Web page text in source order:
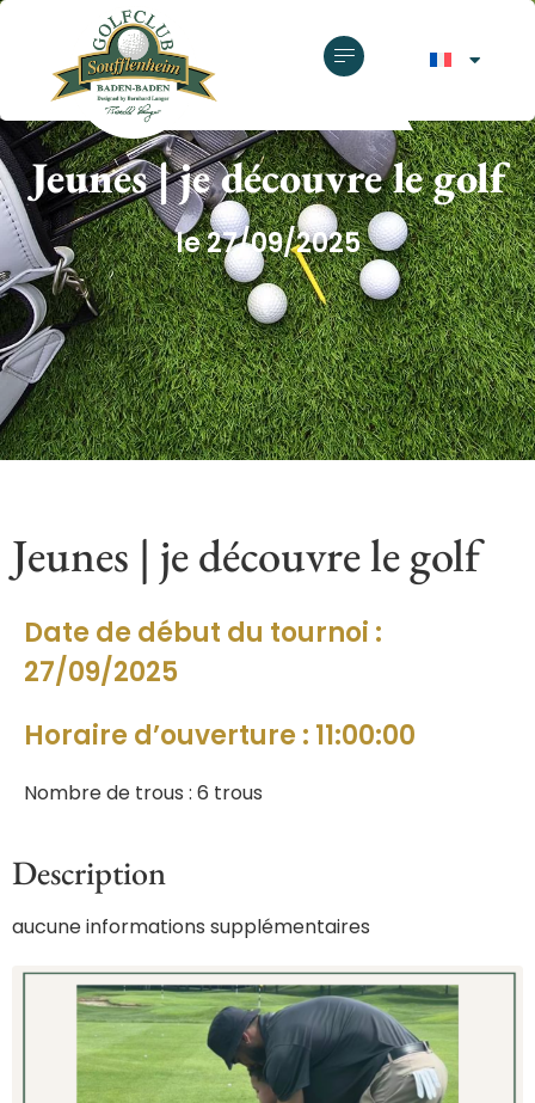
GOLF CLUB SOUFFLENHEIM
Jeunes | je découvre le golf
le 27/09/2025
Jeunes | je découvre le golf
Date de début du tournoi :
27/09/2025
Horaire d’ouverture : 11:00:00
Nombre de trous : 6 trous
Description
aucune informations supplémentaires